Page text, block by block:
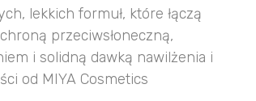
lekkich formuł, które łączą
przeciwsłoneczną,
i solidną dawką nawilżenia i
od MIYA Cosmetics